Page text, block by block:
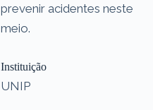
prevenir acidentes neste
meio.
Instituição
UNIP